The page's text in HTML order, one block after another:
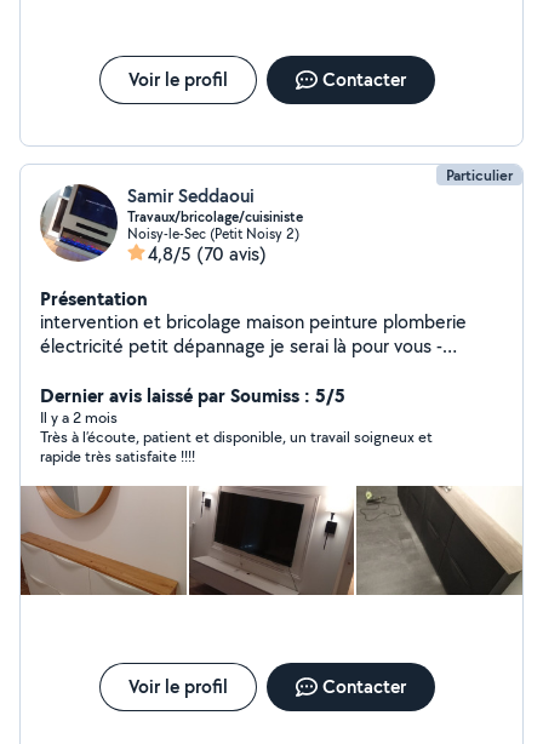
Voir le profil Contacter
Particulier
Samir Seddaoui
Travaux/bricolage/cuisiniste
Noisy-le-Sec (Petit Noisy 2)
4,8/5 (70 avis)
Présentation
intervention et bricolage maison peinture plomberie
électricité petit dépannage je serai là pour vous -
Installation serrure porte -Plomberie changement de
robinetterie -Rafraîchissement de mur peinture -enduit -
jardinage -installation d'étagère mural -fixation de tv au
mur -montage de meuble en kit -démontage meuble -
installation colonne de douche -montage cabane de
jardin -fixation d'objets décoratifs (cadres miroirs
lustres...) -Fixation tv au mur (placo ou béton) -Pose lino
-Pose cabine de douche -Installation cuisine complète -
Dépose d'anciens meuble -Démontage d'anciens
vasque et lavabo -Decoration mural avec panneaux
acoustique -aménagement cagibi et espace de
rangement -Pose de tringles à rideaux et stores -
Dernier avis laissé par Soumiss : 5/5
Il y a 2 mois
Très à l’écoute, patient et disponible, un travail soigneux et
rapide très satisfaite !!!!
Voir le profil Contacter